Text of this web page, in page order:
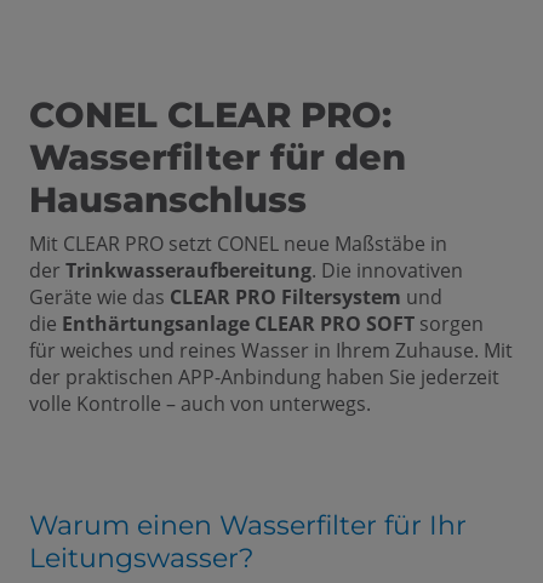
CONEL CLEAR PRO:
Wasserfilter für den
Hausanschluss
Mit CLEAR PRO setzt CONEL neue Maßstäbe in
der Trinkwasseraufbereitung. Die innovativen
Geräte wie das CLEAR PRO Filtersystem und
die Enthärtungsanlage CLEAR PRO SOFT sorgen
für weiches und reines Wasser in Ihrem Zuhause. Mit
der praktischen APP-Anbindung haben Sie jederzeit
volle Kontrolle – auch von unterwegs.
Warum einen Wasserfilter für Ihr
Leitungswasser?